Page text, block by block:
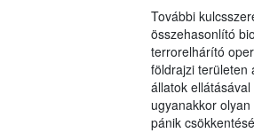
További
összehasonlító
terrorelhárító
földrajzi területen
állatok
ugyanakkor
pánik